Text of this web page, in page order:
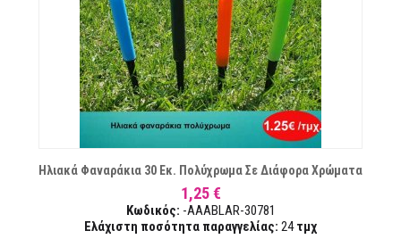
Ηλιακά Φαναράκια 30 Εκ. Πολύχρωμα Σε Διάφορα Χρώματα
1,25 €
Κωδικός: -AAABLAR-30781
Ελάχιστη ποσότητα παραγγελίας: 24τμχ